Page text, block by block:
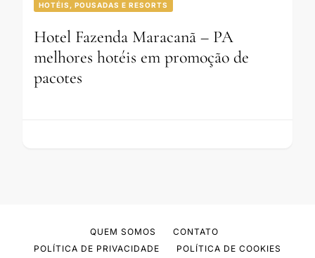
HOTÉIS, POUSADAS E RESORTS
Hotel Fazenda Maracanã – PA
melhores hotéis em promoção de
pacotes
QUEM SOMOS
CONTATO
POLÍTICA DE PRIVACIDADE
POLÍTICA DE COOKIES